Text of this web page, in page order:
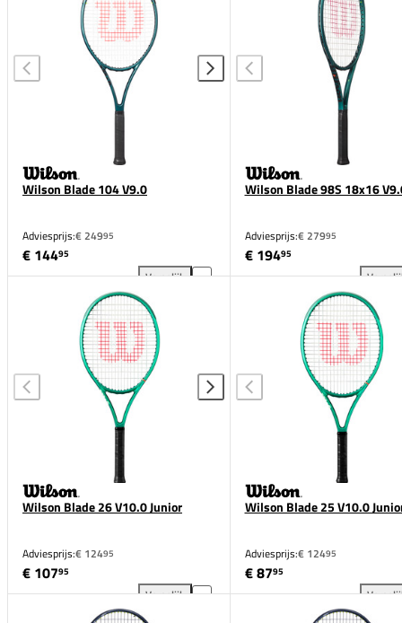
Wilson Blade 104 V9.0
Adviesprijs:€ 24995
€ 14495
Vergelijk
Wilson Blade 104 V9.0 toevoegen aan vergelijking
Wilson Blade 98S 18x16
Adviesprijs:€ 27995
€ 19495
Wilson Blade 26 V10.0 Junior
Adviesprijs:€ 12495
€ 10795
Vergelijk
Wilson Blade 26 V10.0 Junior toevoegen aan
Wilson Blade 25 V10.0
Adviesprijs:€ 12495
€ 8795